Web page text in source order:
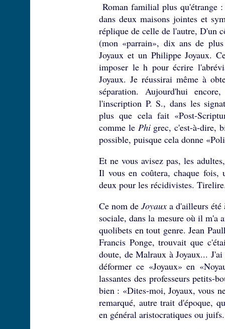
Roman familial plus qu'étrange
dans deux maisons jointes et
réplique de celle de l'autre, D'un
(mon «parrain», dix ans de
Joyaux et un Philippe Joyaux.
imposer le h pour écrire
Joyaux. Je réussirai même à
séparation. Aujourd'hui
l'inscription P. S., dans les
plus que cela fait «Post-
comme le Phigrec, c'est-à-dire,
possible, puisque cela donne
Et ne vous avisez pas, les
Il vous en coûtera, chaque fois,
deux pour les récidivistes.
Ce nom de Joyaux a d'ailleurs
sociale, dans la mesure où il m'a
quolibets en tout genre. Jean
Francis Ponge, trouvait que
doute, de Malraux à Joyaux...
déformer ce «Joyaux» en
lassantes des professeurs petits-
bien : «Dites-moi, Joyaux, vous
remarqué, autre trait d'époque,
en général aristocratiques ou